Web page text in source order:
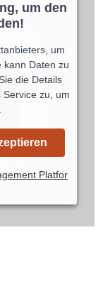
um den
um
kann Daten zu
die Details
zu, um
Platfor